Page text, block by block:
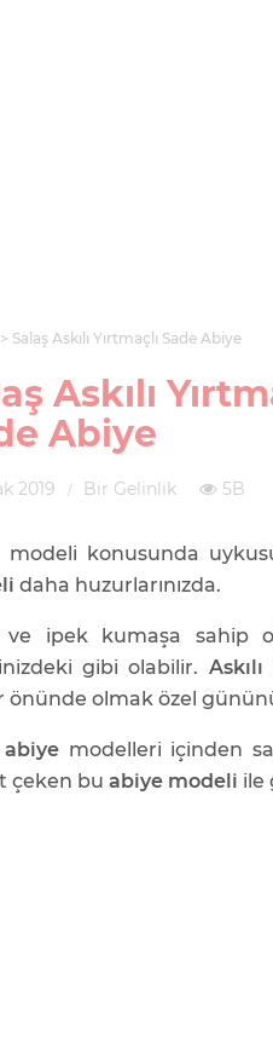
Salaş Askılı Yırtmaçlı Sade Abiye
Askılı
Abiye
2019 Bir Gelinlik 5B
modeli konusunda
daha huzurlarınızda.
ve ipek kumaşa sahip
gibi olabilir.
önünde olmak özel
abiye modelleri içinden
çeken bu abiye modeli ile